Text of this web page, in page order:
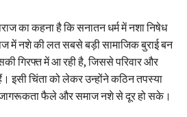
का कहना है कि सनातन धर्म में नशा निषेध
में नशे की लत सबसे बड़ी सामाजिक बुराई बन
गिरफ्त में आ रही है, जिससे परिवार और
इसी चिंता को लेकर उन्होंने कठिन तपस्या
में जागरूकता फैले और समाज नशे से दूर हो सके।